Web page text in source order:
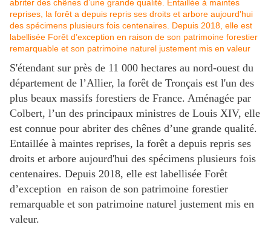
S'étendant sur près de 11 000 hectares au nord-ouest du
département de l’Allier, la forêt de Tronçais est l'un des
plus beaux massifs forestiers de France. Aménagée par
Colbert, l’un des principaux ministres de Louis XIV, elle
est connue pour abriter des chênes d’une grande qualité.
Entaillée à maintes reprises, la forêt a depuis repris ses
droits et arbore aujourd'hui des spécimens plusieurs fois
centenaires. Depuis 2018, elle est labellisée Forêt
d’exception en raison de son patrimoine forestier
remarquable et son patrimoine naturel justement mis en
valeur.